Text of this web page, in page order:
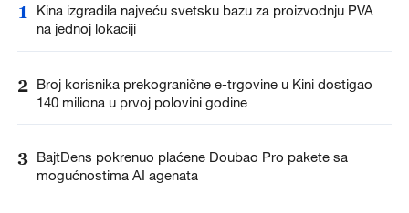
1
Kina izgradila najveću svetsku bazu za proizvodnju PVA
na jednoj lokaciji
2 Broj korisnika prekogranične e-trgovine u Kini dostigao
140 miliona u prvoj polovini godine
3 BajtDens pokrenuo plaćene Doubao Pro pakete sa
mogućnostima AI agenata